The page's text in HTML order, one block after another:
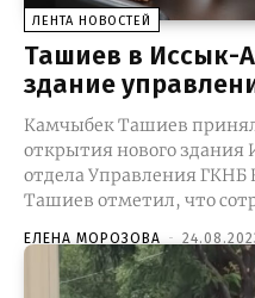
ЛЕНТА НОВОСТЕЙ
Ташиев в Иссык-
здание
Камчыбек Ташиев
открытия нового здания
отдела Управления ГКНБ КР по
Ташиев отметил, что
ЕЛЕНА МОРОЗОВА -